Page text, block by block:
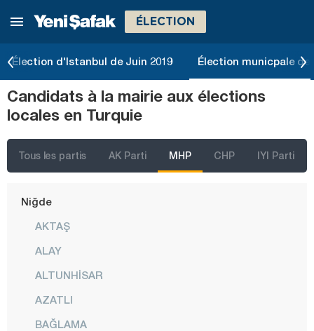
ÉLECTION
Élection d'Istanbul de Juin 2019 Élection municpale de
Candidats à la mairie aux élections
locales en Turquie
Tous les partis AK Parti MHP CHP IYI Parti
Malatya
Mersin
Muğla
Nevşehir
Niğde
AKTAŞ
ALAY
ALTUNHİSAR
AZATLI
BAĞLAMA